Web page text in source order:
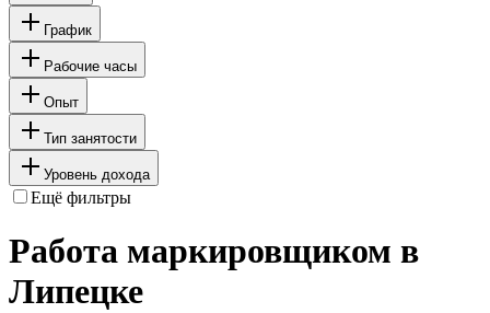
График
Рабочие часы
Опыт
Тип занятости
Уровень дохода
Ещё фильтры
Работа маркировщиком в
Липецке